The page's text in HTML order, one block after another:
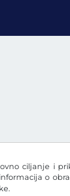
ciljanje i
o